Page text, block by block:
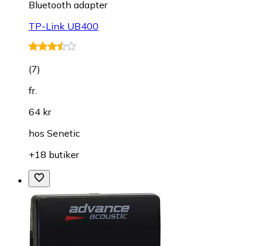
Bluetooth adapter
TP-Link UB400
(7)
fr.
64 kr
hos Senetic
+18 butiker